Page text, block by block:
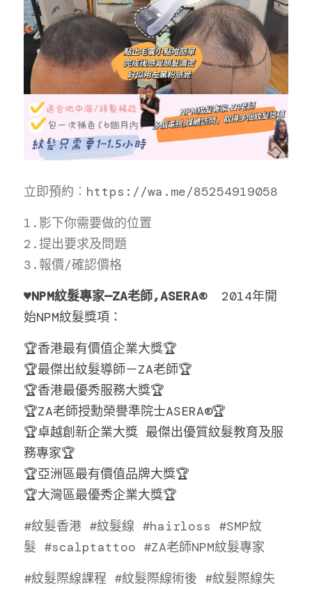
​立即預約︰ https://wa.me/85254919058
1.影下你需要做的位置
2.提出要求及問題
3.報價/確認價格
♥️NPM紋髮專家—ZA老師,ASERA®
2014年開
始NPM紋髮獎項：
🏆香港最有價值企業大獎🏆
🏆最傑出紋髮導師－ZA老師🏆
🏆香港最優秀服務大獎🏆
🏆ZA老師授勳榮譽準院士ASERA®🏆
🏆卓越創新企業大獎 最傑出優質紋髮教育及服
務專家🏆
🏆亞洲區最有價值品牌大獎🏆
🏆大灣區最優秀企業大獎🏆
#紋髮香港 #紋髮線 #hairloss #SMP紋
髮 #scalptattoo #ZA老師NPM紋髮專家
#紋髮際線課程 #紋髮際線術後 #紋髮際線失